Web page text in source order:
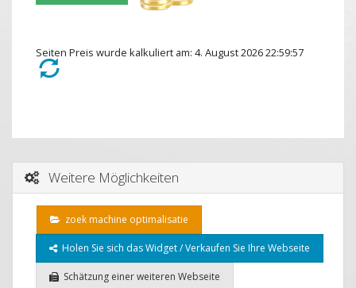
Seiten Preis wurde kalkuliert am: 4. August 2026 22:59:57
Weitere Möglichkeiten
zoek machine optimalisatie
Holen Sie sich das Widget / Verkaufen Sie Ihre Webseite
Schätzung einer weiteren Webseite